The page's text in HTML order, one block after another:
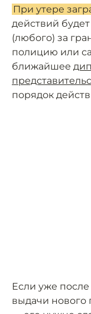
При утере
действий
(любого) за
полицию или
ближайшее
порядок
Если уже
выдачи нового